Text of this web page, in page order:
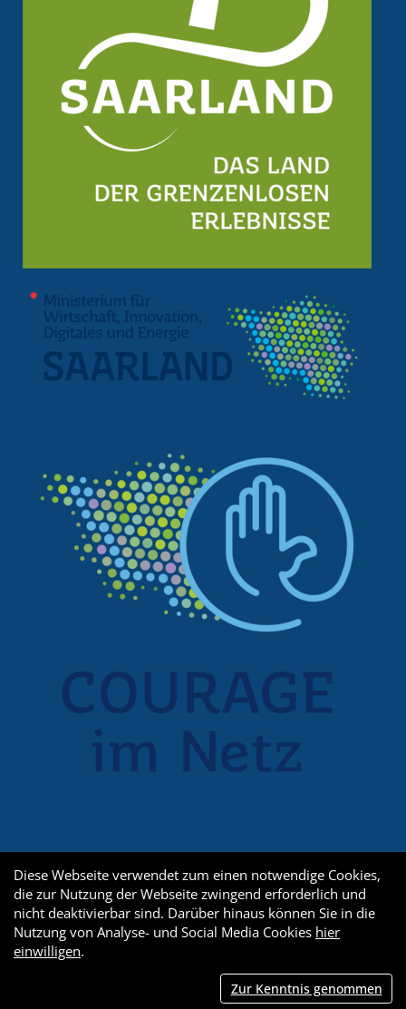
Diese Webseite verwendet zum einen notwendige Cookies,
die zur Nutzung der Webseite zwingend erforderlich und
nicht deaktivierbar sind. Darüber hinaus können Sie in die
Nutzung von Analyse- und Social Media Cookies hier
einwilligen.
Zur Kenntnis genommen